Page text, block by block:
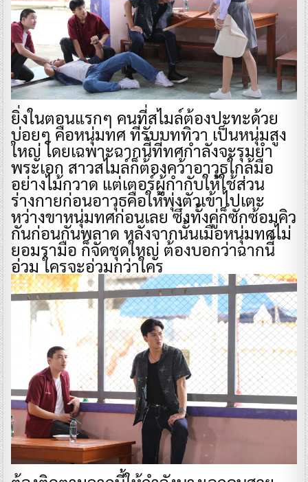
ยิ่งในตอนแรกๆ คนที่สไมล์ต้องปะทะด้วย
บ่อยๆ คือหนุ่มทศ ที่รับบททิวา เป็นหนุ่มสูง
ใหญ่ โดยเฉพาะฉากนี้ที่ทศกำลังจะรุมยำ
พระเอก สาวสไมล์ก็ต้องคว้าอาวุธใกล้มือ
อย่างไม้กวาด แต่เตอร์ผู้กำกับให้ใช้ส่วน
ร่างกายก่อนอาวุธคือให้พุ่งตัวเข้าไปเตะ
หว่างขาหนุ่มทศก่อนเลย ซึ่งทั้งคู่ก็ซักซ้อมคิว
กันก่อนกันพลาด หลังจากนั้นเมื่อหนุ่มทศไม่
ยอมรามือ ก็จัดชุดใหญ่ ต้องบอกว่าฉากนี้
อ่วม ใครจะอ่วมกว่าใคร